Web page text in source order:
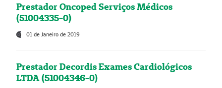
Prestador Oncoped Serviços Médicos
(51004335-0)
01 de Janeiro de 2019
Prestador Decordis Exames Cardiológicos
LTDA (51004346-0)